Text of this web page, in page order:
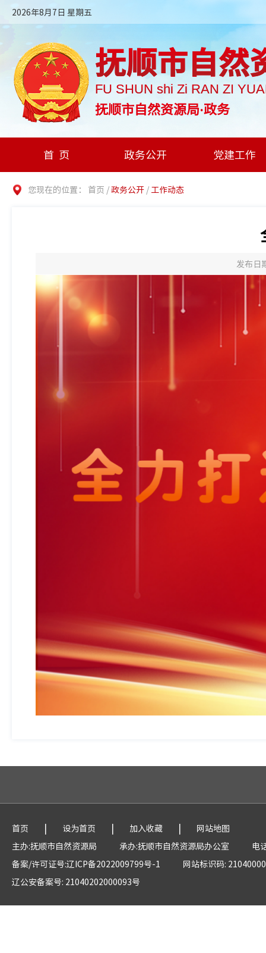
2026年8月7日 星期五
抚顺市自然
FU SHUN shi Zi RAN ZI
抚顺市自然资源局·政务
首页 政务公开 党建工作
您现在的位置： 首页 /政务公开 / 工作动态
发布日
首页 | 设为首页 | 加入收藏 |
网站地图
主办:抚顺市自然资源局
承办:抚顺市自然资源局办公室
电
备案/许可证号:辽ICP备2022009799号-1
网站标识码:
辽公安备案号: 21040202000093号